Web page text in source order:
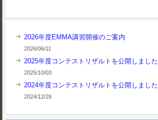
2026年度EMMA講習開催のご案内
2026/06/11
2025年度コンテストリザルトを公開しました
2025/10/03
2024年度コンテストリザルトを公開しました
2024/12/26